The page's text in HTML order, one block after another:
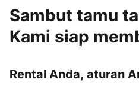
Sambut tamu
Kami siap
Rental Anda, aturan